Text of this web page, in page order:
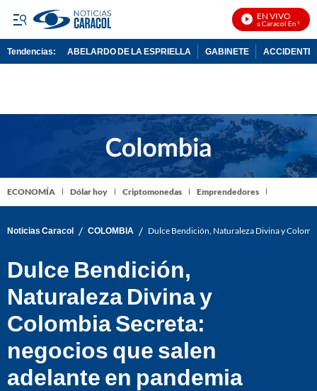
EN VIVO
Noticias Caracol En Vivo
Tendencias: ABELARDO DE LA ESPRIELLA GABINETE ACCIDENTE
ECONOMÍA Dólar hoy Criptomonedas Emprendedores
Noticias Caracol / COLOMBIA / Dulce Bendición, Naturaleza Divina y
Dulce Bendición,
Naturaleza Divina y
Colombia Secreta:
negocios que salen
adelante en pandemia